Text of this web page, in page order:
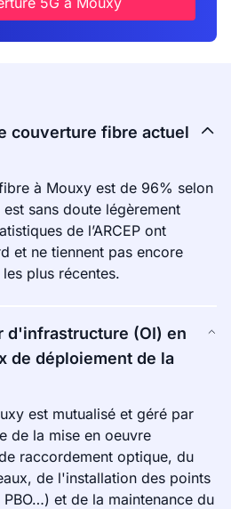
couverture fibre actuel
à Mouxy est de 96% selon
est sans doute légèrement
de l’ARCEP ont
et ne tiennent pas encore
plus récentes.
d'infrastructure (OI) en
de déploiement de la
est mutualisé et géré par
de la mise en oeuvre
raccordement optique, du
de l'installation des points
et de la maintenance du